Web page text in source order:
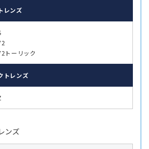
レンズ
トーリック
トレンズ
ンズ